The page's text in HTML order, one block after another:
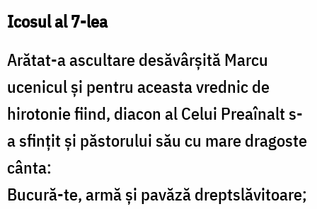
Icosul al 7-lea
Arătat-a ascultare desăvârșită Marcu
ucenicul și pentru aceasta vrednic de
hirotonie fiind, diacon al Celui Preaînalt s-
a sfințit și păstorului său cu mare dragoste
cânta:
Bucură-te, armă și pavăză dreptslăvitoare;